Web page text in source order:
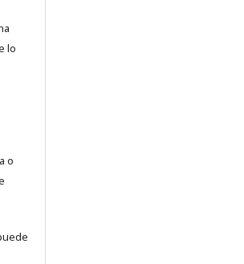
lo
o